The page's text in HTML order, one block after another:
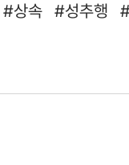
상속 성추행